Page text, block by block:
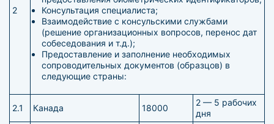
2
Консультация специалиста;
Взаимодействие с консульскими службами
(решение организационных вопросов, перенос дат
собеседования и т.д.);
Предоставление и заполнение необходимых
сопроводительных документов (образцов) в
следующие страны:
2.1 Канада 18000
2 — 5 рабочих
дня